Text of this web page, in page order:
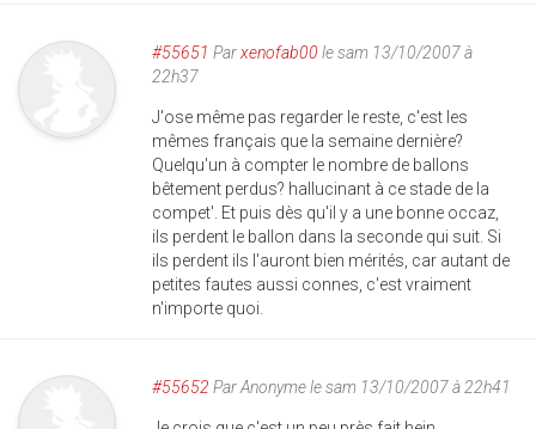
#55651 Parxenofab00 le sam 13/10/2007 à
22h37
J'ose même pas regarder le reste, c'est les
mêmes français que la semaine dernière?
Quelqu'un à compter le nombre de ballons
bêtement perdus? hallucinant à ce stade de la
compet'. Et puis dès qu'il y a une bonne occaz,
ils perdent le ballon dans la seconde qui suit. Si
ils perdent ils l'auront bien mérités, car autant de
petites fautes aussi connes, c'est vraiment
n'importe quoi.
#55652 ParAnonymele sam 13/10/2007 à 22h41